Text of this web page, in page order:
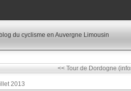
du cyclisme en Auvergne Limousin
<< Tour de Dordogne
2013